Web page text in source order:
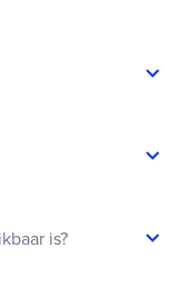
is?